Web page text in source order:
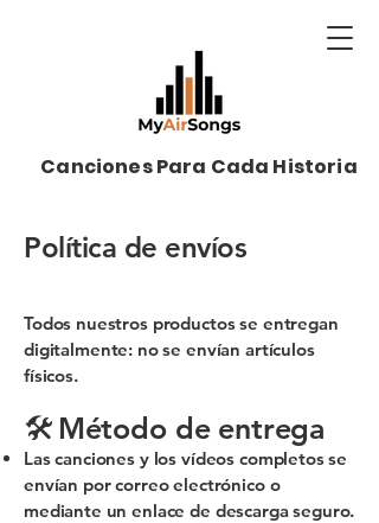
Canciones Para Cada Historia
Política de envíos
Todos nuestros productos se entregan
digitalmente: no se envían artículos
físicos.
🛠 Método de entrega
Las canciones y los vídeos completos se
envían por correo electrónico o
mediante un enlace de descarga seguro.